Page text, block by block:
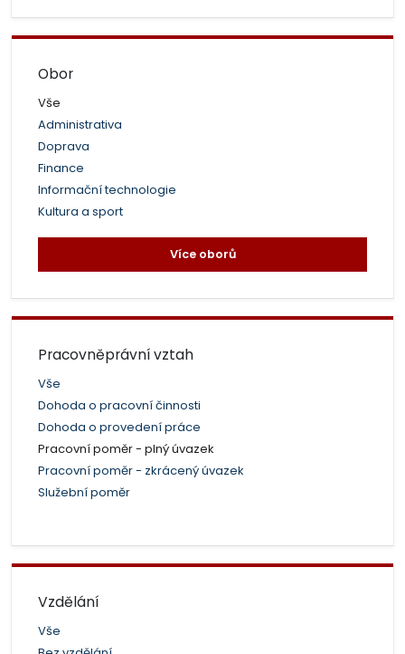
Obor
Vše
Administrativa
Doprava
Finance
Informační technologie
Kultura a sport
Více oborů
Pracovněprávní vztah
Vše
Dohoda o pracovní činnosti
Dohoda o provedení práce
Pracovní poměr - plný úvazek
Pracovní poměr - zkrácený úvazek
Služební poměr
Vzdělání
Vše